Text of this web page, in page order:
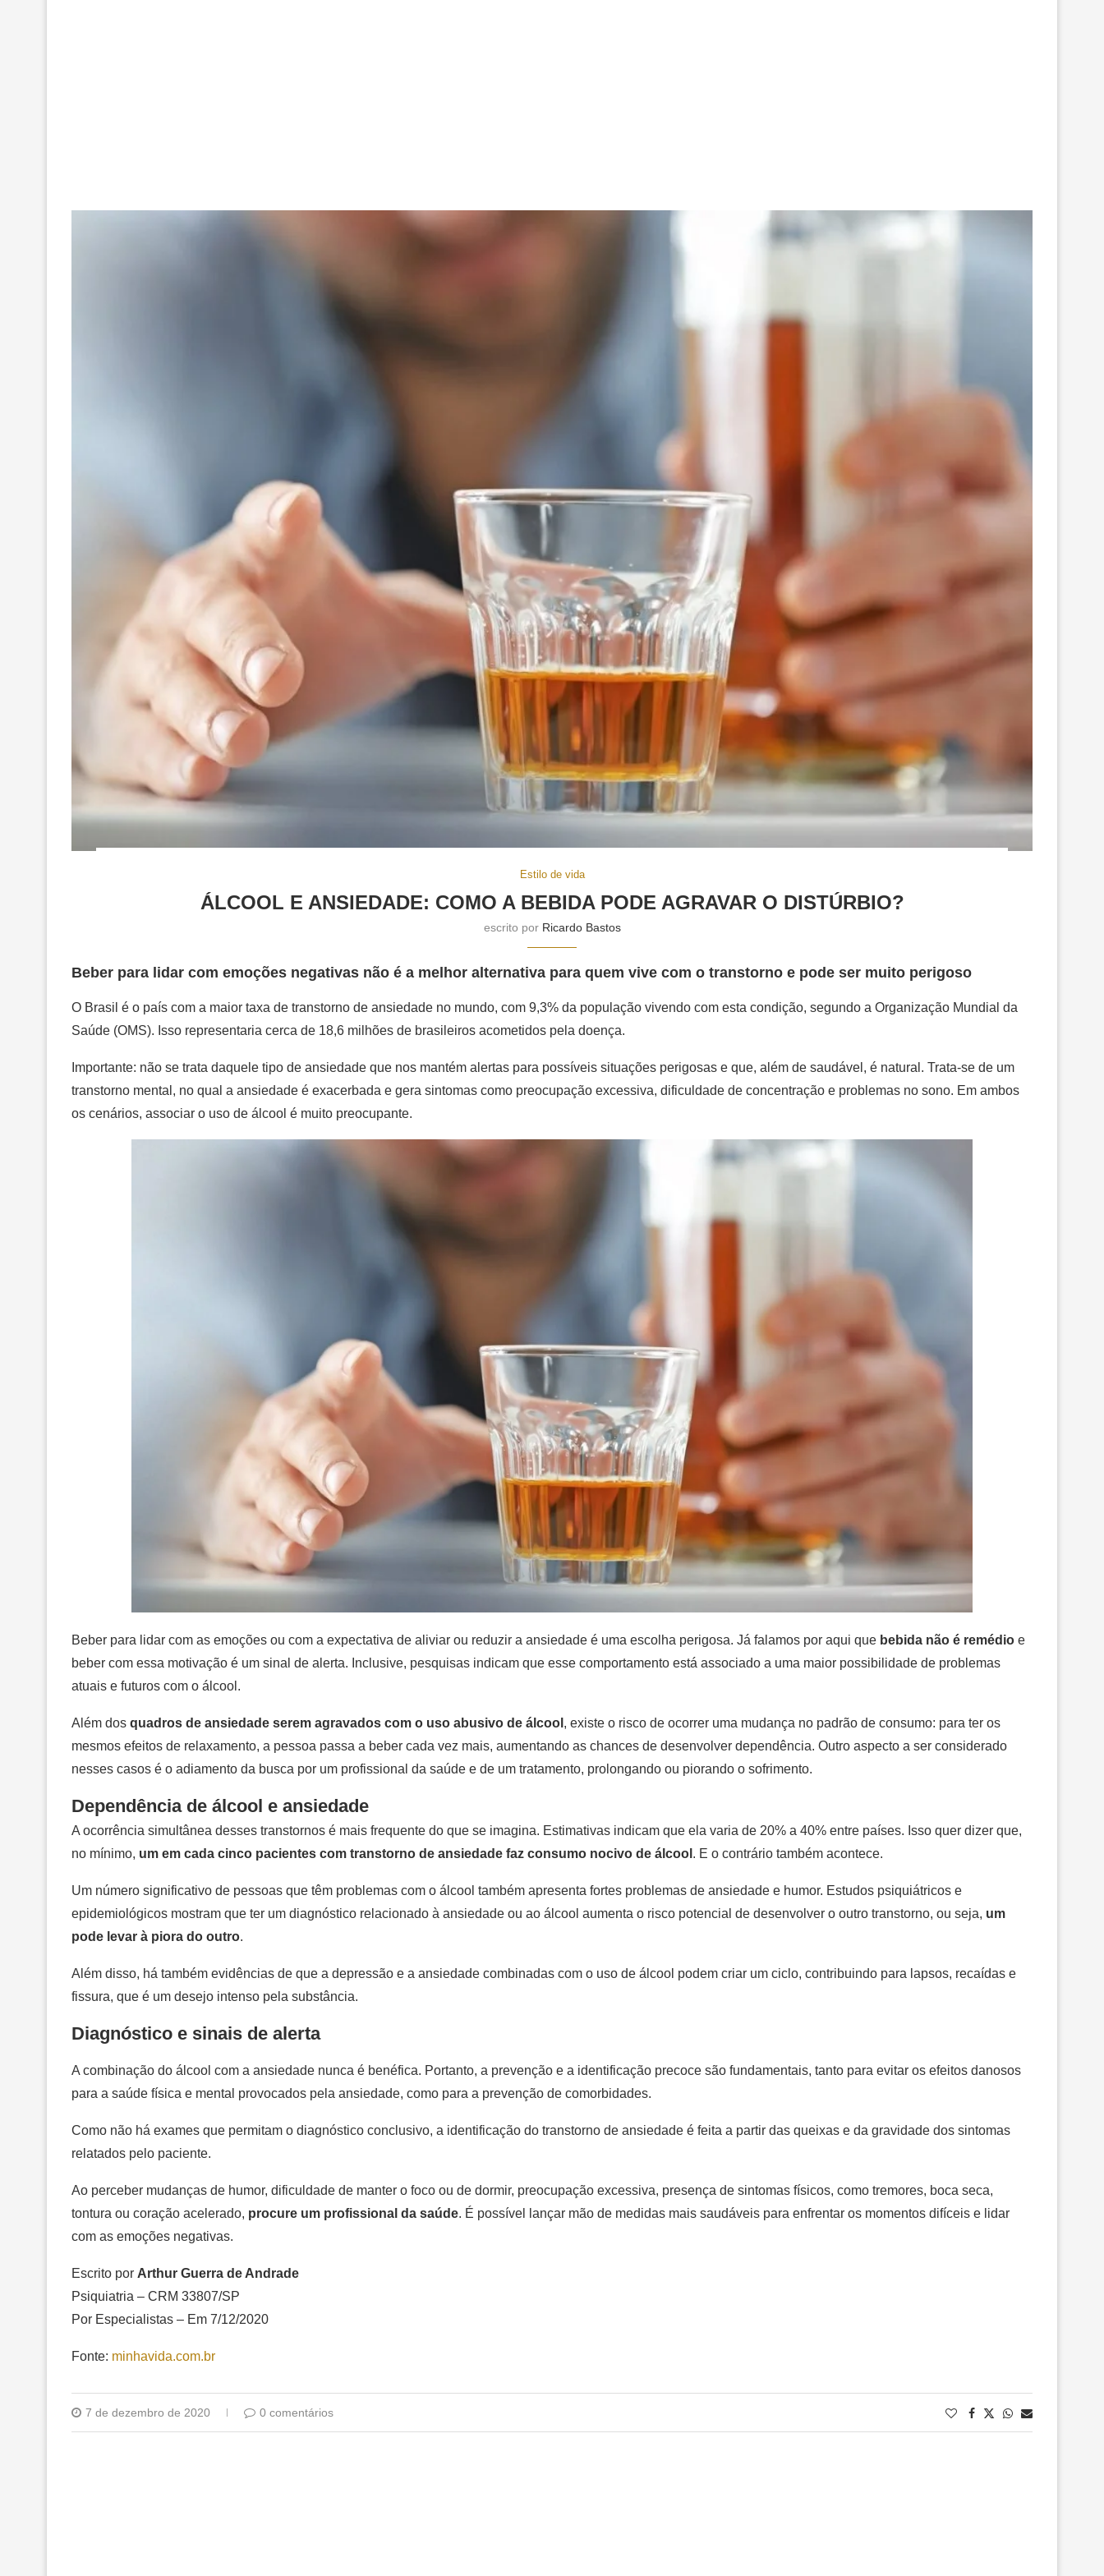
Estilo de vida
ÁLCOOL E ANSIEDADE: COMO A BEBIDA PODE AGRAVAR O DISTÚRBIO?
escrito por Ricardo Bastos
Beber para lidar com emoções negativas não é a melhor alternativa para quem vive com o transtorno e pode ser muito perigoso
O Brasil é o país com a maior taxa de transtorno de ansiedade no mundo, com 9,3% da população vivendo com esta condição, segundo a Organização Mundial da
Saúde (OMS). Isso representaria cerca de 18,6 milhões de brasileiros acometidos pela doença.
Importante: não se trata daquele tipo de ansiedade que nos mantém alertas para possíveis situações perigosas e que, além de saudável, é natural. Trata-se de um
transtorno mental, no qual a ansiedade é exacerbada e gera sintomas como preocupação excessiva, dificuldade de concentração e problemas no sono. Em ambos
os cenários, associar o uso de álcool é muito preocupante.
Beber para lidar com as emoções ou com a expectativa de aliviar ou reduzir a ansiedade é uma escolha perigosa. Já falamos por aqui que bebida não é remédio e
beber com essa motivação é um sinal de alerta. Inclusive, pesquisas indicam que esse comportamento está associado a uma maior possibilidade de problemas
atuais e futuros com o álcool.
Além dos quadros de ansiedade serem agravados com o uso abusivo de álcool , existe o risco de ocorrer uma mudança no padrão de consumo: para ter os
mesmos efeitos de relaxamento, a pessoa passa a beber cada vez mais, aumentando as chances de desenvolver dependência. Outro aspecto a ser considerado
nesses casos é o adiamento da busca por um profissional da saúde e de um tratamento, prolongando ou piorando o sofrimento.
Dependência de álcool e ansiedade
A ocorrência simultânea desses transtornos é mais frequente do que se imagina. Estimativas indicam que ela varia de 20% a 40% entre países. Isso quer dizer que,
no mínimo, um em cada cinco pacientes com transtorno de ansiedade faz consumo nocivo de álcool . E o contrário também acontece.
Um número significativo de pessoas que têm problemas com o álcool também apresenta fortes problemas de ansiedade e humor. Estudos psiquiátricos e
epidemiológicos mostram que ter um diagnóstico relacionado à ansiedade ou ao álcool aumenta o risco potencial de desenvolver o outro transtorno, ou seja, um
pode levar à piora do outro.
Além disso, há também evidências de que a depressão e a ansiedade combinadas com o uso de álcool podem criar um ciclo, contribuindo para lapsos, recaídas e
fissura, que é um desejo intenso pela substância.
Diagnóstico e sinais de alerta
A combinação do álcool com a ansiedade nunca é benéfica. Portanto, a prevenção e a identificação precoce são fundamentais, tanto para evitar os efeitos danosos
para a saúde física e mental provocados pela ansiedade, como para a prevenção de comorbidades.
Como não há exames que permitam o diagnóstico conclusivo, a identificação do transtorno de ansiedade é feita a partir das queixas e da gravidade dos sintomas
relatados pelo paciente.
Ao perceber mudanças de humor, dificuldade de manter o foco ou de dormir, preocupação excessiva, presença de sintomas físicos, como tremores, boca seca,
tontura ou coração acelerado, procure um profissional da saúde. É possível lançar mão de medidas mais saudáveis para enfrentar os momentos difíceis e lidar
com as emoções negativas.
Escrito por Arthur Guerra de Andrade
Psiquiatria – CRM 33807/SP
Por Especialistas – Em 7/12/2020
Fonte: minhavida.com.br
7 de dezembro de 2020 0 comentários